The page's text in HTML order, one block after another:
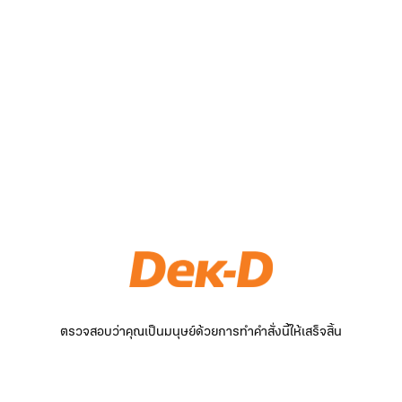
ตรวจสอบว่าคุณเป็นมนุษย์ด้วยการทำคำสั่งนี้ให้เสร็จสิ้น